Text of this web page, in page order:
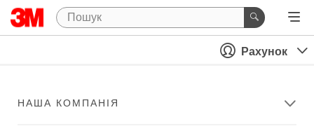
Рахунок
НАША КОМПАНІЯ